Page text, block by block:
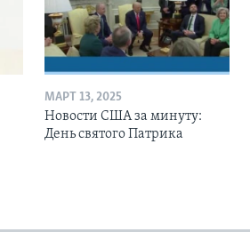
МАРТ 13, 2025
Новости США за минуту:
День святого Патрика